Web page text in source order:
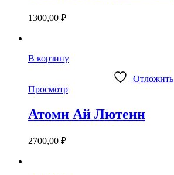
1300,00 ₽
В корзину
Отложить
Просмотр
Атоми Ай Лютеин
2700,00 ₽